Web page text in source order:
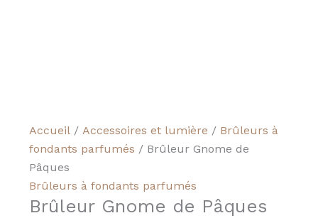
Accueil/ Accessoires et lumière / Brûleurs à
fondants parfumés / Brûleur Gnome de
Pâques
Brûleurs à fondants parfumés
Brûleur Gnome de Pâques